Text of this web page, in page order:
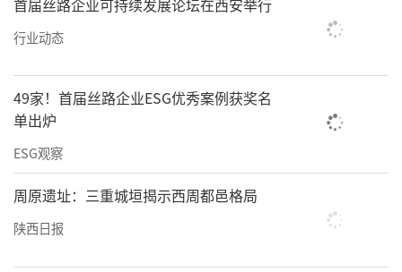
行业动态
49家！首届丝路企业ESG优秀案例获奖名
单出炉
ESG观察
周原遗址：三重城垣揭示西周都邑格局
陕西日报